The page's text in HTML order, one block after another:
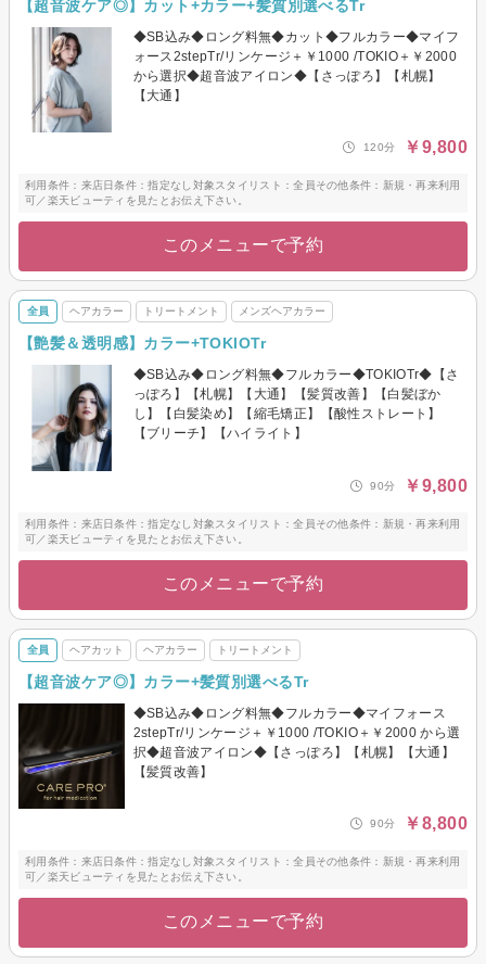
【超音波ケア◎】カット+カラー+髪質別選べるTr
◆SB込み◆ロング料無◆カット◆フルカラー◆マイフ
ォース2stepTr/リンケージ＋￥1000 /TOKIO＋￥2000
から選択◆超音波アイロン◆【さっぽろ】【札幌】
【大通】
120分 ￥9,800
利用条件：来店日条件：指定なし対象スタイリスト：全員その他条件：新規・再来利用
可／楽天ビューティを見たとお伝え下さい。
このメニューで予約
全員 ヘアカラー トリートメント メンズヘアカラー
【艶髪＆透明感】カラー+TOKIOTr
◆SB込み◆ロング料無◆フルカラー◆TOKIOTr◆【さ
っぽろ】【札幌】【大通】【髪質改善】【白髪ぼか
し】【白髪染め】【縮毛矯正】【酸性ストレート】
【ブリーチ】【ハイライト】
90分 ￥9,800
利用条件：来店日条件：指定なし対象スタイリスト：全員その他条件：新規・再来利用
可／楽天ビューティを見たとお伝え下さい。
このメニューで予約
全員 ヘアカット ヘアカラー トリートメント
【超音波ケア◎】カラー+髪質別選べるTr
◆SB込み◆ロング料無◆フルカラー◆マイフォース
2stepTr/リンケージ＋￥1000 /TOKIO＋￥2000 から選
択◆超音波アイロン◆【さっぽろ】【札幌】【大通】
【髪質改善】
90分 ￥8,800
利用条件：来店日条件：指定なし対象スタイリスト：全員その他条件：新規・再来利用
可／楽天ビューティを見たとお伝え下さい。
このメニューで予約